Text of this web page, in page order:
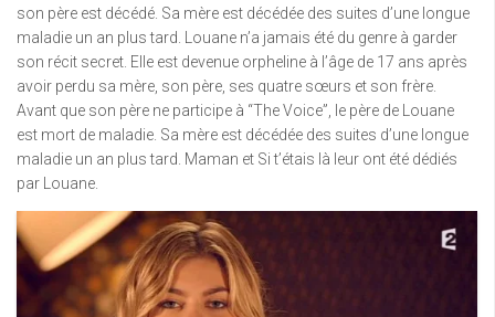
son père est décédé. Sa mère est décédée des suites d’une longue
maladie un an plus tard. Louane n’a jamais été du genre à garder
son récit secret. Elle est devenue orpheline à l’âge de 17 ans après
avoir perdu sa mère, son père, ses quatre sœurs et son frère.
Avant que son père ne participe à “The Voice”, le père de Louane
est mort de maladie. Sa mère est décédée des suites d’une longue
maladie un an plus tard. Maman et Si t’étais là leur ont été dédiés
par Louane.